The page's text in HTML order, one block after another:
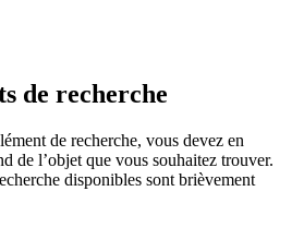
de recherche
de recherche, vous devez en
de l’objet que vous souhaitez trouver.
disponibles sont brièvement